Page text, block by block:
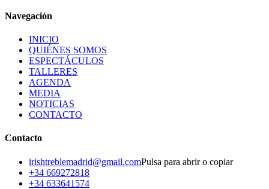
Navegación
INICIO
QUIÉNES SOMOS
ESPECTÁCULOS
TALLERES
AGENDA
MEDIA
NOTICIAS
CONTACTO
Contacto
irishtreblemadrid@gmail.comPulsa para abrir o copiar
+34 669272818
+34 633641574